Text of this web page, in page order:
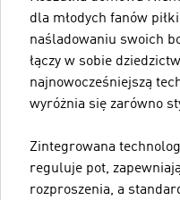
dla młodych fanów
naśladowaniu swoich
łączy w sobie
najnowocześniejszą
wyróżnia się zarówno
Zintegrowana
reguluje pot,
rozproszenia, a